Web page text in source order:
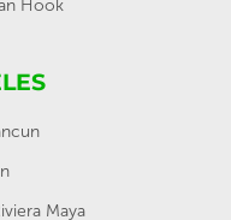
Hook
Maya